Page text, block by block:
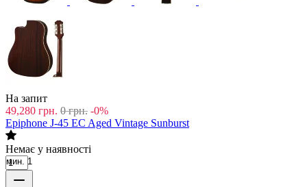
На запит
49,280 грн. 0 грн. -0%
Epiphone J-45 EC Aged Vintage Sunburst
Немає у наявності
мин. 1